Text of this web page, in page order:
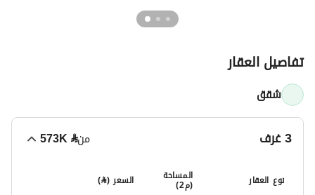
تفاصيل العقار
شقق
3 غرف من⃁
573K
نوع العقار المساحة
(م2) السعر (⃁
)